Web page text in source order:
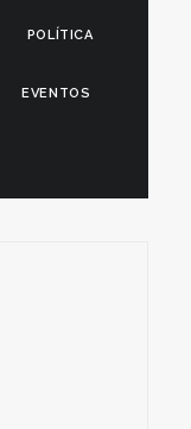
POLÍTICA
EVENTOS